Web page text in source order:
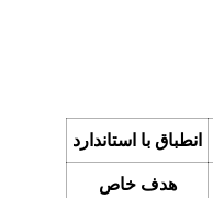
انطباق با استاندارد
هدف خاص